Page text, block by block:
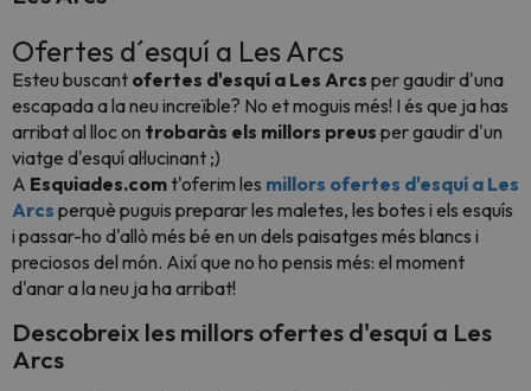
Ofertes d´esquí a Les Arcs
Esteu buscant ofertes d'esquí a Les Arcs per gaudir d'una
escapada a la neu increïble? No et moguis més! I és que ja has
arribat al lloc on trobaràs els millors preus per gaudir d'un
viatge d'esquí al·lucinant ;)
A Esquiades.com t'oferim les millors ofertes d'esquí a Les
Arcs perquè puguis preparar les maletes, les botes i els esquís
i passar-ho d'allò més bé en un dels paisatges més blancs i
preciosos del món. Així que no ho pensis més: el moment
d'anar a la neu ja ha arribat!
Descobreix les millors ofertes d'esquí a Les
Arcs